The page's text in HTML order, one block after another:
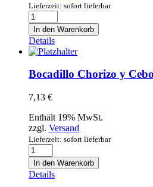
Lieferzeit: sofort lieferbar
Pintxo
mit
Cecina
Menge
In den Warenkorb
Details
Bocadillo Chorizo y
7,13 €
Enthält 19% MwSt.
zzgl. Versand
Lieferzeit: sofort lieferbar
Bocadillo
Chorizo
y
Cebolla
In den Warenkorb
Details